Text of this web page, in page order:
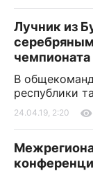
Лучник из
В
республики
24.04.19, 2:20